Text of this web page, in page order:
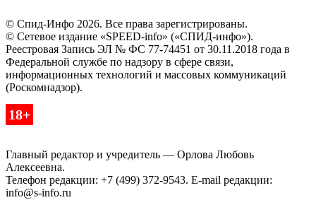
© Спид-Инфо 2026. Все права зарегистрированы.
© Сетевое издание «SPEED-info» («СПИД-инфо»).
Реестровая Запись ЭЛ № ФС 77-74451 от 30.11.2018 года в
Федеральной службе по надзору в сфере связи,
информационных технологий и массовых коммуникаций
(Роскомнадзор).
18+
Главный редактор и учредитель — Орлова Любовь
Алексеевна.
Телефон редакции: +7 (499) 372-9543. E-mail редакции:
info@s-info.ru